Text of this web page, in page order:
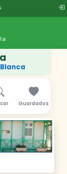
Guardados